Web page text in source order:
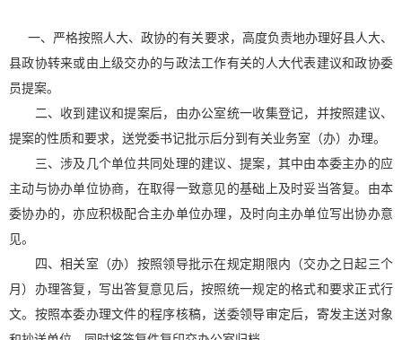
一、严格按照人大、政协的有关要求，高度负责地办理好县人大、
县政协转来或由上级交办的与政法工作有关的人大代表建议和政协委
员提案。
二、收到建议和提案后，由办公室统一收集登记，并按照建议、
提案的性质和要求，送党委书记批示后分到有关业务室（办）办理。
三、涉及几个单位共同处理的建议、提案，其中由本委主办的应
主动与协办单位协商，在取得一致意见的基础上及时妥当答复。由本
委协办的，亦应积极配合主办单位办理，及时向主办单位写出协办意
见。
四、相关室（办）按照领导批示在规定期限内（交办之日起三个
月）办理答复，写出答复意见后，按照统一规定的格式和要求正式行
文。按照本委办理文件的程序核稿，送委领导审定后，寄发主送对象